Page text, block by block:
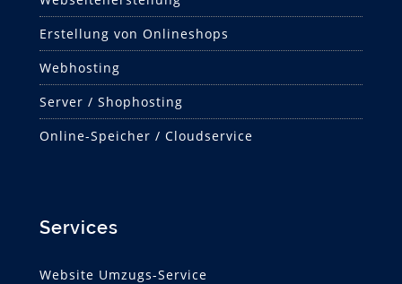
Erstellung von Onlineshops
Webhosting
Server / Shophosting
Online-Speicher / Cloudservice
Services
Website Umzugs-Service